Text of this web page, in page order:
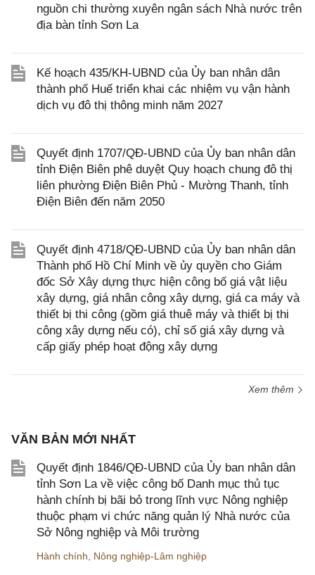
nguồn chi thường xuyên ngân sách Nhà nước trên
địa bàn tỉnh Sơn La
Kế hoạch 435/KH-UBND của Ủy ban nhân dân
thành phố Huế triển khai các nhiệm vụ vận hành
dịch vụ đô thị thông minh năm 2027
Quyết định 1707/QĐ-UBND của Ủy ban nhân dân
tỉnh Điện Biên phê duyệt Quy hoạch chung đô thị
liên phường Điện Biên Phủ - Mường Thanh, tỉnh
Điện Biên đến năm 2050
Quyết định 4718/QĐ-UBND của Ủy ban nhân dân
Thành phố Hồ Chí Minh về ủy quyền cho Giám
đốc Sở Xây dựng thực hiện công bố giá vật liệu
xây dựng, giá nhân công xây dựng, giá ca máy và
thiết bị thi công (gồm giá thuê máy và thiết bị thi
công xây dựng nếu có), chỉ số giá xây dựng và
cấp giấy phép hoạt động xây dựng
Xem thêm
VĂN BẢN MỚI NHẤT
Quyết định 1846/QĐ-UBND của Ủy ban nhân dân
tỉnh Sơn La về việc công bố Danh mục thủ tục
hành chính bị bãi bỏ trong lĩnh vực Nông nghiệp
thuộc phạm vi chức năng quản lý Nhà nước của
Sở Nông nghiệp và Môi trường
Hành chính Nông nghiệp-Lâm nghiệp